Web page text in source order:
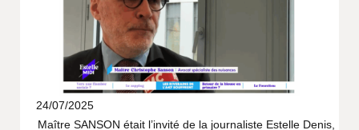
24/07/2025
Maître SANSON était l’invité de la journaliste Estelle Denis,